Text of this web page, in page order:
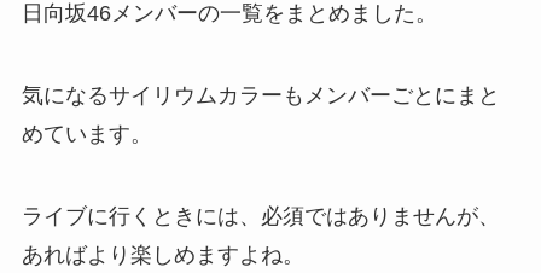
日向坂46メンバーの一覧をまとめました。
気になるサイリウムカラーもメンバーごとにまと
めています。
ライブに行くときには、必須ではありませんが、
あればより楽しめますよね。